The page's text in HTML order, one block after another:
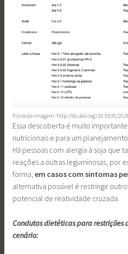
Fonte da imagem: http://dx.doi.org/10.5935/
Essa descoberta é muito
nutricionais e para um
Há pessoas com alergia à soja que
reações a outras leguminosas, por
forma,em casos com sintomas
alternativa possível é restringir
potencial de reatividade cruzada.
Condutas dietéticas para restrições
cenário: